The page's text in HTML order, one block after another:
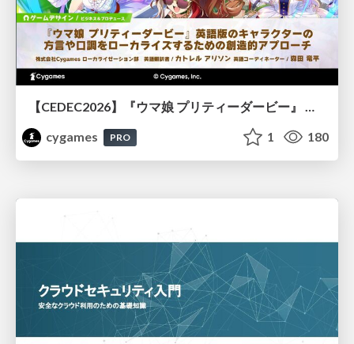
【CEDEC2026】『ウマ娘 プリティーダービー』 英語版のキャラクターの方言や口調をローカライズするための創造的アプローチ
cygames
PRO 1 180